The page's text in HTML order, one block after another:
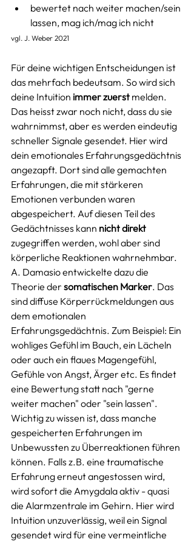
bewertet nach weiter machen/sein
lassen, mag ich/mag ich nicht
vgl. J. Weber 2021
Für deine wichtigen Entscheidungen ist
das mehrfach bedeutsam. So wird sich
deine Intuition immer zuerst melden.
Das heisst zwar noch nicht, dass du sie
wahrnimmst, aber es werden eindeutig
schneller Signale gesendet. Hier wird
dein emotionales Erfahrungsgedächtnis
angezapft. Dort sind alle gemachten
Erfahrungen, die mit stärkeren
Emotionen verbunden waren
abgespeichert. Auf diesen Teil des
Gedächtnisses kann nicht direkt
zugegriffen werden, wohl aber sind
körperliche Reaktionen wahrnehmbar.
A. Damasio entwickelte dazu die
Theorie der somatischen Marker. Das
sind diffuse Körperrückmeldungen aus
dem emotionalen
Erfahrungsgedächtnis. Zum Beispiel: Ein
wohliges Gefühl im Bauch, ein Lächeln
oder auch ein flaues Magengefühl,
Gefühle von Angst, Ärger etc. Es findet
eine Bewertung statt nach "gerne
weiter machen" oder "sein lassen".
Wichtig zu wissen ist, dass manche
gespeicherten Erfahrungen im
Unbewussten zu Überreaktionen führen
können. Falls z.B. eine traumatische
Erfahrung erneut angestossen wird,
wird sofort die Amygdala aktiv - quasi
die Alarmzentrale im Gehirn. Hier wird
Intuition unzuverlässig, weil ein Signal
gesendet wird für eine vermeintliche